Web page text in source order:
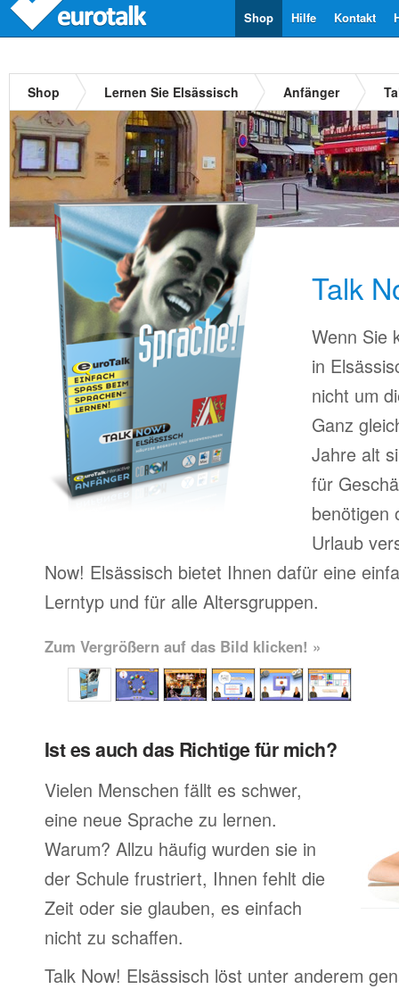
Kontakt
Hilfe
Shop
Shop Lernen Sie Elsässisch Anfänger
Talk
Wenn Sie
in
nicht um
Ganz
Jahre alt
für
benötigen
Urlaub
Now! Elsässisch bietet Ihnen dafür eine
Lerntyp und für alle Altersgruppen.
Zum Vergrößern auf das Bild klicken! »
Ist es auch das Richtige für mich?
Vielen Menschen fällt es schwer,
eine neue Sprache zu lernen.
Warum? Allzu häufig wurden sie in
der Schule frustriert, Ihnen fehlt die
Zeit oder sie glauben, es einfach
nicht zu schaffen.
Talk Now! Elsässisch löst unter anderem